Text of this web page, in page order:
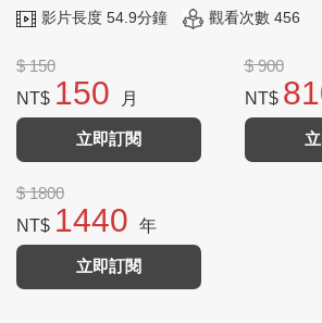
影片長度 54.9分鐘 觀看次數 456
$ 150
NT$ 150 月
立即訂閱
$ 900
NT$
$ 1800
NT$ 1440 年
立即訂閱